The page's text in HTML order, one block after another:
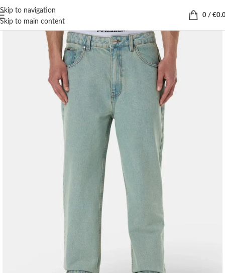
Skip to navigation
Skip to main content
0 / €